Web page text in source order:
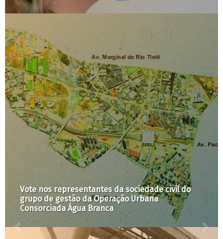
Vote nos representantes da sociedade civil do
grupo de gestão da Operação Urbana
Consorciada Água Branca